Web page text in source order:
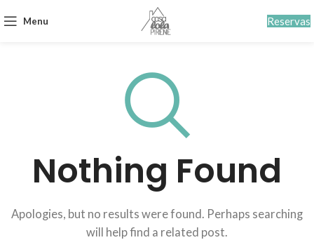
Menu Reservas
Nothing Found
Apologies, but no results were found. Perhaps searching
will help find a related post.